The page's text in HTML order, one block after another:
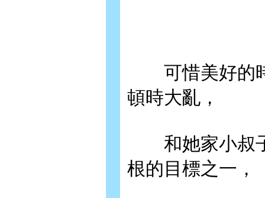
可惜美好的時
頓時大亂，
和她家小叔子
根的目標之一，